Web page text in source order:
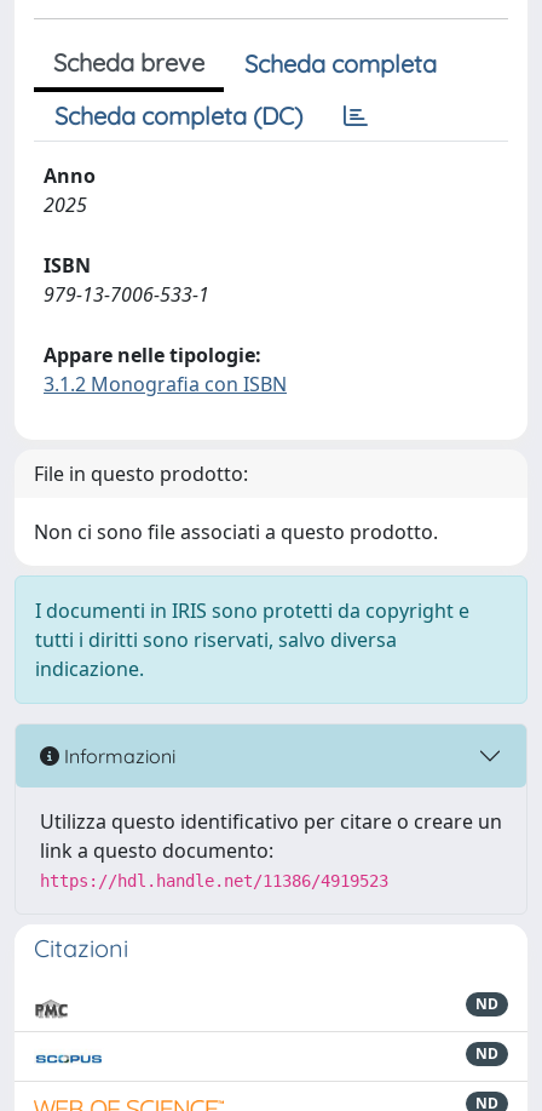
Scheda breve
Scheda completa
Scheda completa (DC)
Anno
2025
ISBN
979-13-7006-533-1
Appare nelle tipologie:
3.1.2 Monografia con ISBN
File in questo prodotto:
Non ci sono file associati a questo prodotto.
I documenti in IRIS sono protetti da copyright e
tutti i diritti sono riservati, salvo diversa
indicazione.
Informazioni
Utilizza questo identificativo per citare o creare un
link a questo documento:
https://hdl.handle.net/11386/4919523
Citazioni
ND
ND
ND